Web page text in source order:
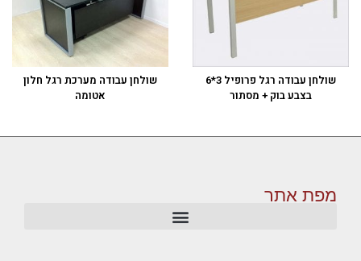
שולחן עבודה רגל פרופיל 3*6
בצבע בוק + מסתור
שולחן עבודה מערכת רגל חלון
אטומה
מפת אתר